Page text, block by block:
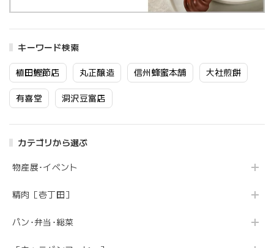
キーワード検索
植田鰹節店 丸正醸造 信州蜂蜜本舗 大社煎餅
有喜堂 洞沢豆富店
カテゴリから選ぶ
物産展･イベント
精肉［壱丁田］
パン･弁当･総菜